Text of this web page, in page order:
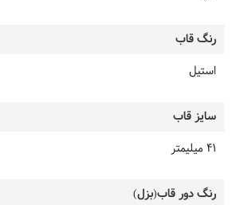
رنگ قاب
استیل
سایز قاب
41 میلیمتر
رنگ دور قاب(بزل)